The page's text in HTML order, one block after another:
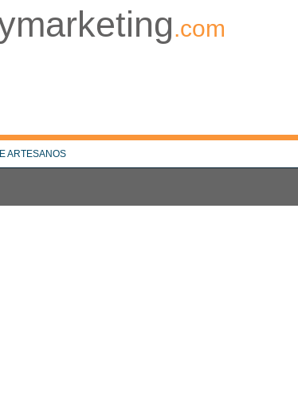
.com
ARTESANOS